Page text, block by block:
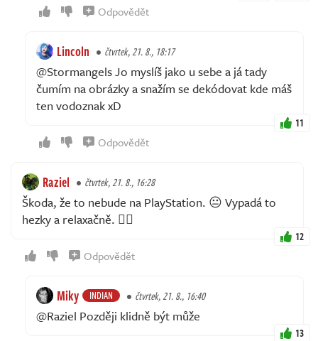
Odpovědět
Lincoln čtvrtek, 21. 8., 18:17
@Stormangels Jo myslíš jako u sebe a já tady
čumím na obrázky a snažím se dekódovat kde máš
ten vodoznak xD
11
Odpovědět
Raziel čtvrtek, 21. 8., 16:28
Škoda, že to nebude na PlayStation. 😐 Vypadá to
hezky a relaxačně. 👍🏻
12
Odpovědět
Miky INDIAN čtvrtek, 21. 8., 16:40
@Raziel Později klidně být může
13